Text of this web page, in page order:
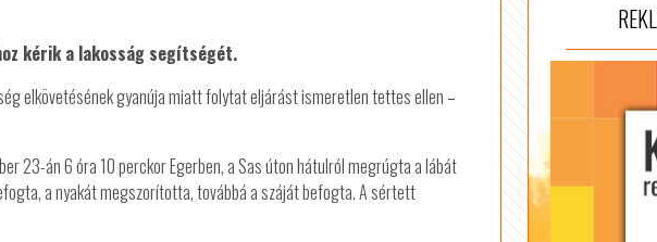
kérik a lakosság segítségét.
elkövetésének gyanúja miatt folytat eljárást ismeretlen tettes ellen –
23-án 6 óra 10 perckor Egerben, a Sas úton hátulról megrúgta a lábát
a nyakát megszorította, továbbá a száját befogta. A sértett